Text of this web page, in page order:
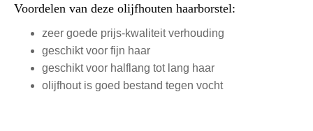
Voordelen van deze olijfhouten haarborstel:
zeer goede prijs-kwaliteit verhouding
geschikt voor fijn haar
geschikt voor halflang tot lang haar
olijfhout is goed bestand tegen vocht